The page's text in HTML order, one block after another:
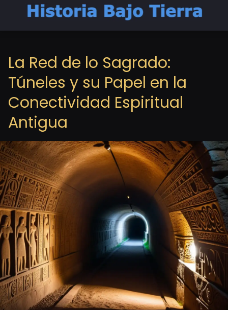
La Red de lo Sagrado:
Túneles y su Papel en la
Conectividad Espiritual
Antigua